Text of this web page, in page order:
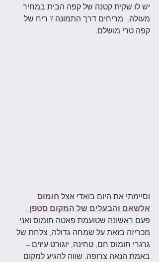
יש לו שקית קטנה של קפה הבית במחיר
מעולה.  מריחים דרך התמונה ? ריח של
קפה טרי מושלם.
וסיימתי את היום בואדי אצל חומוס
אלשאם והבעלים של המקום סטפן .
פעם ראשונה שטועמת פאטה חומוס ואני
מכריזה בזאת על שמחה גדולה, צלחת של
גרגרי חומוס חם, טחינה, יוגורט עיזים –
באמת הנאה צרופה. שווה להגיע למקום